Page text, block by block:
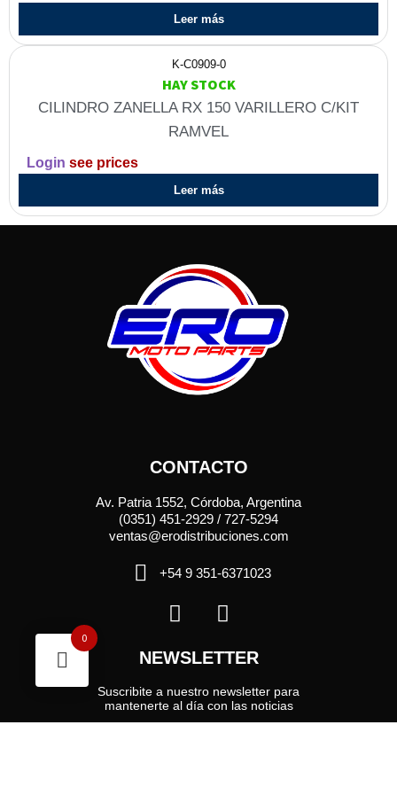
Leer más
K-C0909-0
HAY STOCK
CILINDRO ZANELLA RX 150 VARILLERO C/KIT
RAMVEL
Login see prices
Leer más
CONTACTO
Av. Patria 1552, Córdoba, Argentina
(0351) 451-2929 / 727-5294
ventas@erodistribuciones.com
+54 9 351-6371023
NEWSLETTER
Suscribite a nuestro newsletter para
mantenerte al día con las noticias
0